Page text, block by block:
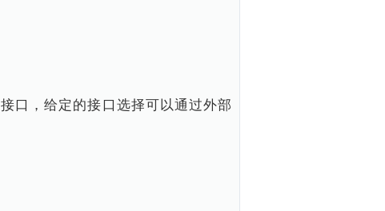
口，给定的接口选择可以通过外部